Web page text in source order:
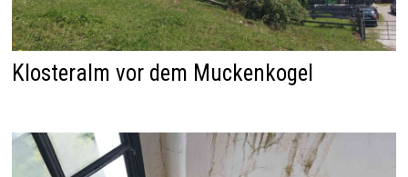
Klosteralm vor dem Muckenkogel